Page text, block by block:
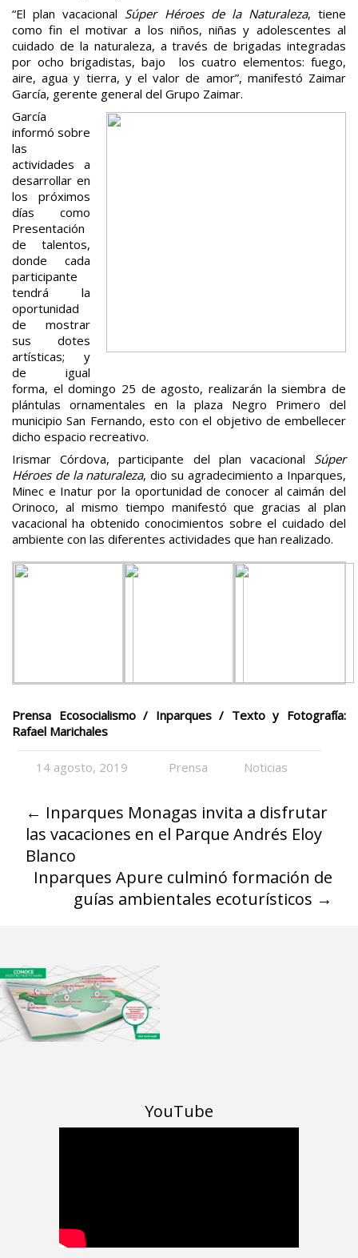
“El plan vacacional Súper Héroes de la Naturaleza, tiene
como fin el motivar a los niños, niñas y adolescentes al
cuidado de la naturaleza, a través de brigadas integradas
por ocho brigadistas, bajo los cuatro elementos: fuego,
aire, agua y tierra, y el valor de amor”, manifestó Zaimar
García, gerente general del Grupo Zaimar.
García
informó sobre
las
actividades a
desarrollar en
los próximos
días como
Presentación
de talentos,
donde cada
participante
tendrá la
oportunidad
de mostrar
sus dotes
artísticas; y
de igual
forma, el domingo 25 de agosto, realizarán la siembra de
plántulas ornamentales en la plaza Negro Primero del
municipio San Fernando, esto con el objetivo de embellecer
dicho espacio recreativo.
Irismar Córdova, participante del plan vacacional Súper
Héroes de la naturaleza, dio su agradecimiento a Inparques,
Minec e Inatur por la oportunidad de conocer al caimán del
Orinoco, al mismo tiempo manifestó que gracias al plan
vacacional ha obtenido conocimientos sobre el cuidado del
ambiente con las diferentes actividades que han realizado.
Prensa Ecosocialismo / Inparques / Texto y Fotografía:
Rafael Marichales
14 agosto, 2019 Prensa Noticias
← Inparques Monagas invita a disfrutar
las vacaciones en el Parque Andrés Eloy
Blanco
Inparques Apure culminó formación de
guías ambientales ecoturísticos →
YouTube